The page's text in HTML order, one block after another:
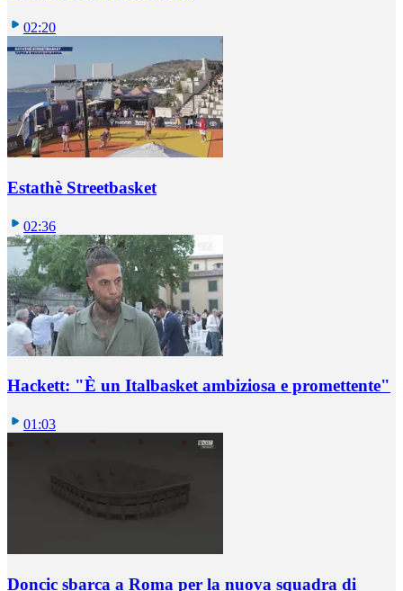
02:20
Estathè Streetbasket
02:36
Hackett: "È un Italbasket ambiziosa e promettente"
01:03
Doncic sbarca a Roma per la nuova squadra di